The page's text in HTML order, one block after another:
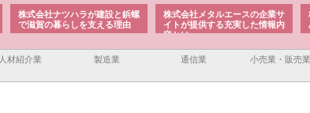
株式会社ナツハラが建設と鋲螺
で滋賀の暮らしを支える理由
株式会社メタルエースの企業サ
イトが提供する充実した情報内
容とは
人材紹介業 製造業 通信業 小売業・販売業